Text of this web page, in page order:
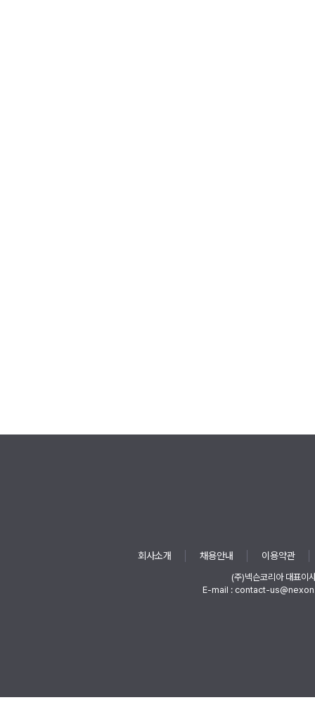
회사소개 채용안내 이용약관
(주)넥슨코리아 대표이
E-mail : contact-